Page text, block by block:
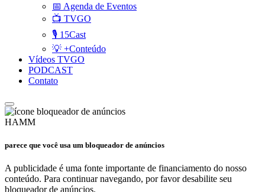
📅 Agenda de Eventos
📺 TVGO
🎙️ 15Cast
💡 +Conteúdo
Vídeos TVGO
PODCAST
Contato
HAMM
parece que você usa um bloqueador de anúncios
A publicidade é uma fonte importante de financiamento do nosso
conteúdo. Para continuar navegando, por favor desabilite seu
bloqueador de anúncios.